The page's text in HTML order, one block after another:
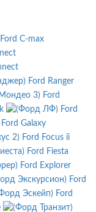
Ford C-max
Ford Ranger
Ford
Ford
Ford Galaxy
Ford Focus ii
Ford Fiesta
Ford Explorer
Ford
Ford